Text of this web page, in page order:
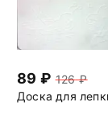
89
126
Доска для